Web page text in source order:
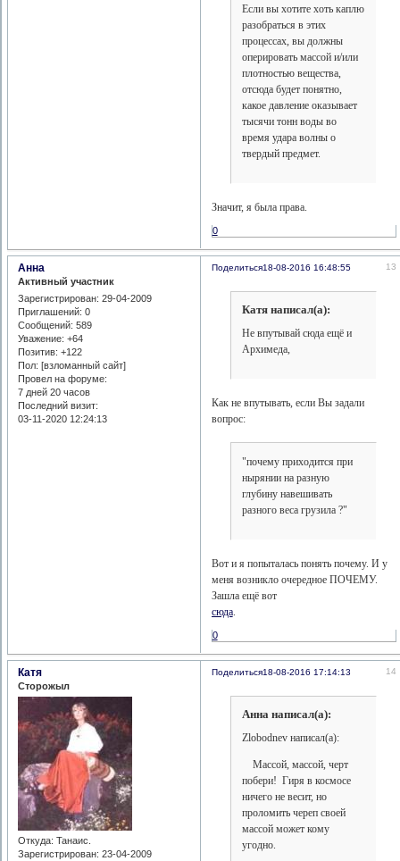
Если вы хотите хоть каплю
разобраться в этих
процессах, вы должны
оперировать массой и/или
плотностью вещества,
отсюда будет понятно,
какое давление оказывает
тысячи тонн воды во
время удара волны о
твердый предмет.
Значит, я была права.
0
Поделиться 13
18-08-2016 16:48:55
Анна
Активный участник
Зарегистрирован: 29-04-2009
Приглашений: 0
Сообщений: 589
Уважение: +64
Позитив: +122
Пол: [взломанный сайт]
Провел на форуме:
7 дней 20 часов
Последний визит:
03-11-2020 12:24:13
Катя написал(а):
Не впутывай сюда ещё и
Архимеда,
Как не впутывать, если Вы задали
вопрос:
"почему приходится при
нырянии на разную
глубину навешивать
разного веса грузила ?"
Вот и я попыталась понять почему. И у
меня возникло очередное ПОЧЕМУ.
Зашла ещё вот
сюда.
0
Поделиться 14
18-08-2016 17:14:13
Катя
Сторожыл
Откуда: Танаис.
Зарегистрирован: 23-04-2009
Анна написал(а):
Zlobodnev написал(а):
Массой, массой, черт
побери! Гиря в космосе
ничего не весит, но
проломить череп своей
массой может кому
угодно.